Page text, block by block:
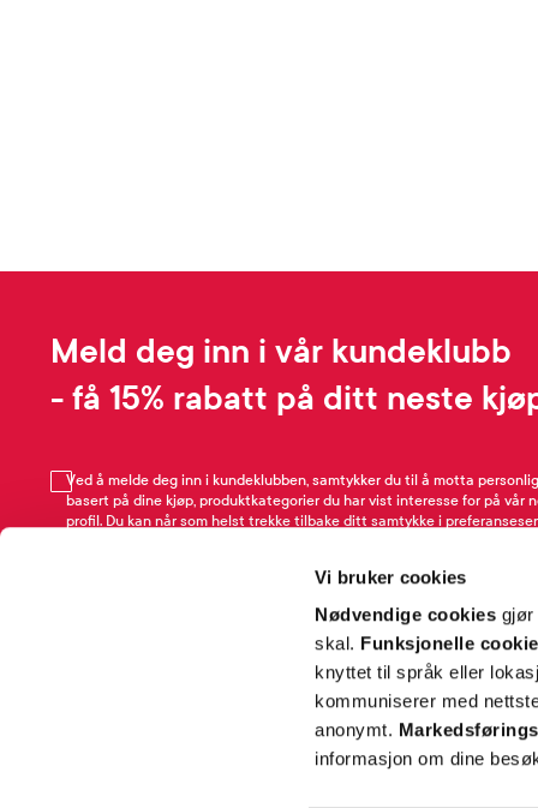
Vi bruker cookies
Nødvendige cookies gjør
skal. Funksjonelle
knyttet til språk eller
kommuniserer med
anonymt.
informasjon om dine
Meld deg inn i vår kundeklubb
- få 15% rabatt på ditt neste
Ved å melde deg inn i kundeklubben, samtykker du til å motta
basert på dine kjøp, produktkategorier du har vist interesse for på vår
profil. Du kan når som helst trekke tilbake ditt samtykke i